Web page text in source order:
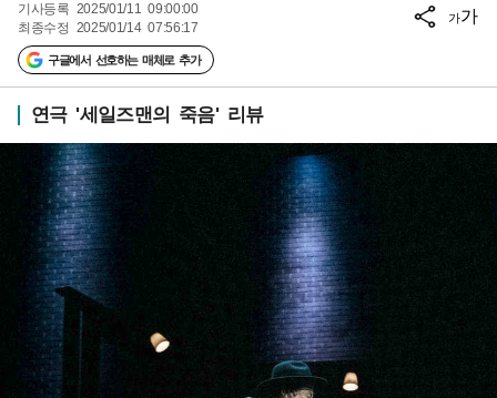
기사등록 2025/01/11 09:00:00
최종수정 2025/01/14 07:56:17
구글에서 선호하는 매체로 추가
가가
연극 '세일즈맨의 죽음' 리뷰